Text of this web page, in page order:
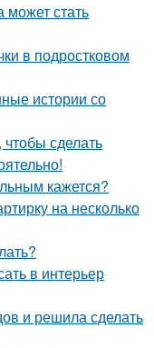
может стать
в подростковом
истории со
сделать
кажется?
на несколько
в интерьер
и решила сделать